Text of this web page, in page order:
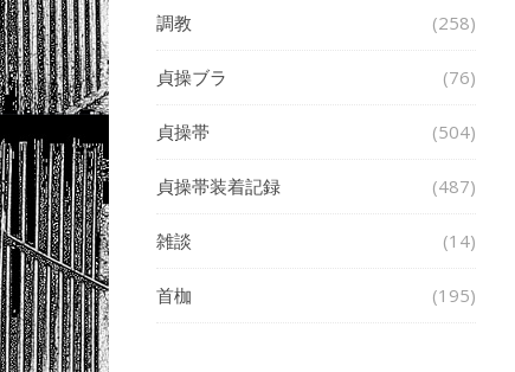
調教 (258)
貞操ブラ (76)
貞操帯 (504)
貞操帯装着記録 (487)
雑談 (14)
首枷 (195)